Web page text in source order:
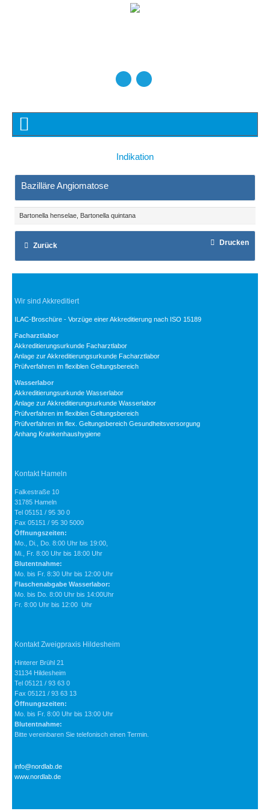
Indikation
Bazilläre Angiomatose
Bartonella henselae, Bartonella quintana
Zurück Drucken
Wir sind Akkreditiert
ILAC-Broschüre - Vorzüge einer Akkreditierung nach ISO 15189
Facharztlabor
Akkreditierungsurkunde Facharztlabor
Anlage zur Akkreditierungsurkunde Facharztlabor
Prüfverfahren im flexiblen Geltungsbereich
Wasserlabor
Akkreditierungsurkunde Wasserlabor
Anlage zur Akkreditierungsurkunde Wasserlabor
Prüfverfahren im flexiblen Geltungsbereich
Prüfverfahren im flex. Geltungsbereich Gesundheitsversorgung
Anhang Krankenhaushygiene
Kontakt Hameln
Falkestraße 10
31785 Hameln
Tel 05151 / 95 30 0
Fax 05151 / 95 30 5000
Öffnungszeiten:
Mo., Di., Do. 8:00 Uhr bis 19:00,
Mi., Fr. 8:00 Uhr bis 18:00 Uhr
Blutentnahme:
Mo. bis Fr. 8:30 Uhr bis 12:00 Uhr
Flaschenabgabe Wasserlabor:
Mo. bis Do. 8:00 Uhr bis 14:00Uhr
Fr. 8:00 Uhr bis 12:00 Uhr
Kontakt Zweigpraxis Hildesheim
Hinterer Brühl 21
31134 Hildesheim
Tel 05121 / 93 63 0
Fax 05121 / 93 63 13
Öffnungszeiten:
Mo. bis Fr. 8:00 Uhr bis 13:00 Uhr
Blutentnahme:
Bitte vereinbaren Sie telefonisch einen Termin.
info@nordlab.de
www.nordlab.de